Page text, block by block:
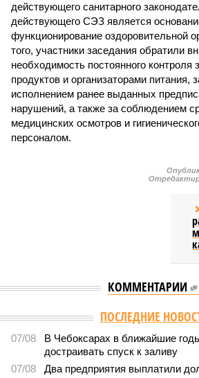
действующего санитарного
действующего СЭЗ является
функционирование оздоровительной
того, участники заседания обратили
необходимость постоянного контроля
продуктов и организаторами питания,
исполнением ранее выданных
нарушений, а также за соблюдением
медицинских осмотров и
персоналом.
КОММЕНТАРИИ
Версия //Общество //
В регионе учреждены
Заткнуть за пояс